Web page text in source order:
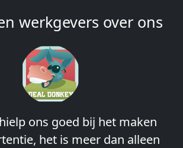
werkgevers over ons
ons goed bij het maken
het is meer dan alleen
ieder geval prima
Stageplaza: elke keer weer